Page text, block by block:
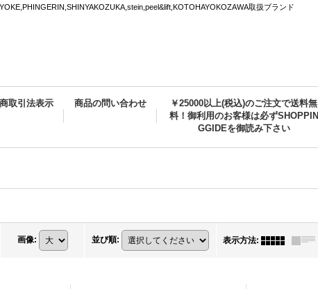
取扱ブランド
取引法表示 商品の問い合わせ
￥25000以上(税込)のご注文で送料無
料！御利用のお客様は必ずSHOPPIN
GGIDEを御読み下さい
画像: 並び順: 表示方法: